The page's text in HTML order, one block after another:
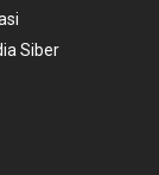
Siber